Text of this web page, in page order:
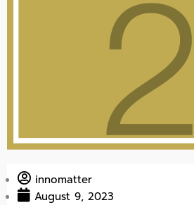
innomatter
August 9, 2023